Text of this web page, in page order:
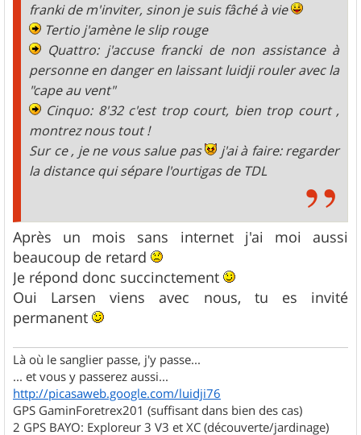
franki de m'inviter, sinon je suis fâché à vie
Tertio j'amène le slip rouge
Quattro: j'accuse francki de non assistance à
personne en danger en laissant luidji rouler avec la
"cape au vent"
Cinquo: 8'32 c'est trop court, bien trop court ,
montrez nous tout !
Sur ce , je ne vous salue pas
j'ai à faire: regarder
la distance qui sépare l'ourtigas de TDL
Après un mois sans internet j'ai moi aussi
beaucoup de retard
Je répond donc succinctement
Oui Larsen viens avec nous, tu es invité
permanent
Là où le sanglier passe, j'y passe...
... et vous y passerez aussi...
http://picasaweb.google.com/luidji76
GPS GaminForetrex201 (suffisant dans bien des cas)
2 GPS BAYO: Exploreur 3 V3 et XC (découverte/jardinage)